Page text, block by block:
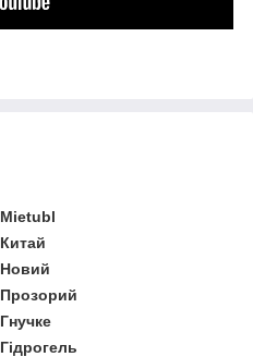
Mietubl
Китай
Новий
Прозорий
Гнучке
Гідрогель